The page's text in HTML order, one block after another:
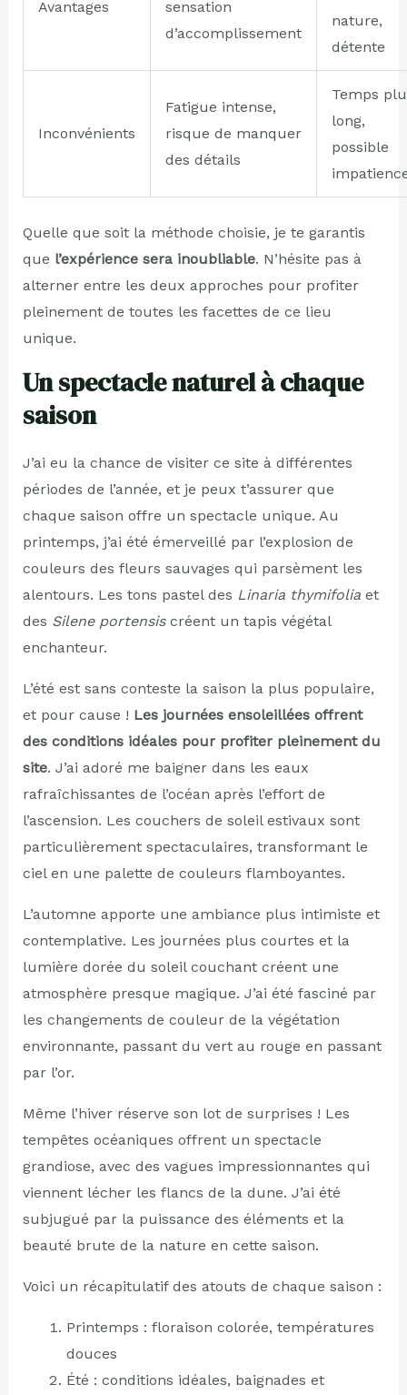
Avantages
sensation
d’accomplissement
nature,
détente
Inconvénients
Fatigue intense,
risque de manquer
des détails
Temps
long,
possible
Quelle que soit la méthode choisie, je te garantis
que l’expérience sera inoubliable. N’hésite pas à
alterner entre les deux approches pour profiter
pleinement de toutes les facettes de ce lieu
unique.
Un spectacle naturel à chaque
saison
J’ai eu la chance de visiter ce site à différentes
périodes de l’année, et je peux t’assurer que
chaque saison offre un spectacle unique. Au
printemps, j’ai été émerveillé par l’explosion de
couleurs des fleurs sauvages qui parsèment les
alentours. Les tons pastel des Linaria thymifoliaet
des Silene portensiscréent un tapis végétal
enchanteur.
L’été est sans conteste la saison la plus populaire,
et pour cause ! Les journées ensoleillées offrent
des conditions idéales pour profiter pleinement du
site. J’ai adoré me baigner dans les eaux
rafraîchissantes de l’océan après l’effort de
l’ascension. Les couchers de soleil estivaux sont
particulièrement spectaculaires, transformant le
ciel en une palette de couleurs flamboyantes.
L’automne apporte une ambiance plus intimiste et
contemplative. Les journées plus courtes et la
lumière dorée du soleil couchant créent une
atmosphère presque magique. J’ai été fasciné par
les changements de couleur de la végétation
environnante, passant du vert au rouge en passant
par l’or.
Même l’hiver réserve son lot de surprises ! Les
tempêtes océaniques offrent un spectacle
grandiose, avec des vagues impressionnantes qui
viennent lécher les flancs de la dune. J’ai été
subjugué par la puissance des éléments et la
beauté brute de la nature en cette saison.
Voici un récapitulatif des atouts de chaque saison :
Printemps : floraison colorée, températures
douces
Été : conditions idéales, baignades et